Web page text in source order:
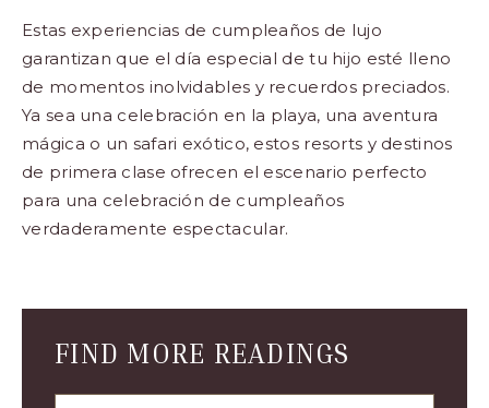
Estas experiencias de cumpleaños de lujo
garantizan que el día especial de tu hijo esté lleno
de momentos inolvidables y recuerdos preciados.
Ya sea una celebración en la playa, una aventura
mágica o un safari exótico, estos resorts y destinos
de primera clase ofrecen el escenario perfecto
para una celebración de cumpleaños
verdaderamente espectacular.
Form
FIND MORE READINGS